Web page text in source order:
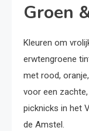
Groen
Kleuren om
erwtengroene
met rood,
voor een
picknicks in het
de Amstel.